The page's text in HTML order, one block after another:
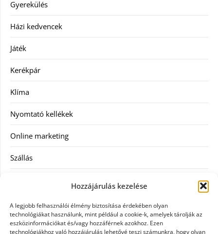
Hozzájárulás kezelése
A legjobb felhasználói élmény biztosítása érdekében olyan
technológiákat használunk, mint például a cookie-k, amelyek tárolják az
eszközinformációkat és/vagy hozzáférnek azokhoz. Ezen
technológiákhoz való hozzájárulás lehetővé teszi számunkra, hogy olyan
Gyerekülés
Házi kedvencek
Játék
Kerékpár
Klíma
Nyomtató kellékek
Online marketing
Szállás
Szellőztető
Szolgáltatás